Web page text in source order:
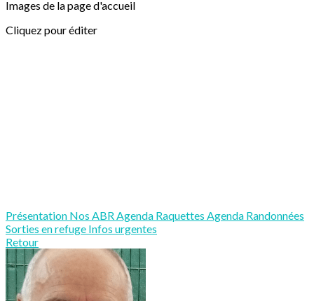
Images de la page d'accueil
Cliquez pour éditer
Présentation Nos ABRAgenda Raquettes Agenda Randonnées
Sorties en refuge Infos urgentes
Retour